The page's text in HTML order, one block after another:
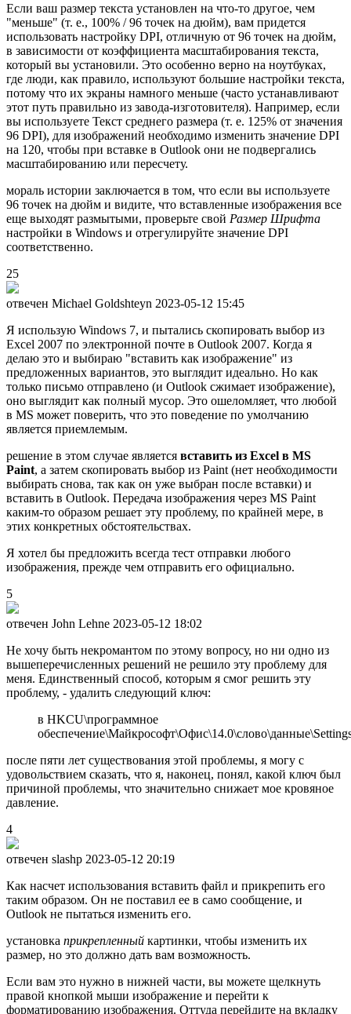
Если ваш размер текста установлен на что-то другое, чем
"меньше" (т. е., 100% / 96 точек на дюйм), вам придется
использовать настройку DPI, отличную от 96 точек на дюйм,
в зависимости от коэффициента масштабирования текста,
который вы установили. Это особенно верно на ноутбуках,
где люди, как правило, используют большие настройки текста,
потому что их экраны намного меньше (часто устанавливают
этот путь правильно из завода-изготовителя). Например, если
вы используете Текст среднего размера (т. е. 125% от значения
96 DPI), для изображений необходимо изменить значение DPI
на 120, чтобы при вставке в Outlook они не подвергались
масштабированию или пересчету.
мораль истории заключается в том, что если вы используете
96 точек на дюйм и видите, что вставленные изображения все
еще выходят размытыми, проверьте свой Размер Шрифта
настройки в Windows и отрегулируйте значение DPI
соответственно.
25
отвечен Michael Goldshteyn 2023-05-12 15:45
Я использую Windows 7, и пытались скопировать выбор из
Excel 2007 по электронной почте в Outlook 2007. Когда я
делаю это и выбираю "вставить как изображение" из
предложенных вариантов, это выглядит идеально. Но как
только письмо отправлено (и Outlook сжимает изображение),
оно выглядит как полный мусор. Это ошеломляет, что любой
в MS может поверить, что это поведение по умолчанию
является приемлемым.
решение в этом случае является вставить из Excel в MS
Paint, а затем скопировать выбор из Paint (нет необходимости
выбирать снова, так как он уже выбран после вставки) и
вставить в Outlook. Передача изображения через MS Paint
каким-то образом решает эту проблему, по крайней мере, в
этих конкретных обстоятельствах.
Я хотел бы предложить всегда тест отправки любого
изображения, прежде чем отправить его официально.
5
отвечен John Lehne 2023-05-12 18:02
Не хочу быть некромантом по этому вопросу, но ни одно из
вышеперечисленных решений не решило эту проблему для
меня. Единственный способ, которым я смог решить эту
проблему, - удалить следующий ключ:
в HKCU\программное
после пяти лет существования этой проблемы, я могу с
удовольствием сказать, что я, наконец, понял, какой ключ был
причиной проблемы, что значительно снижает мое кровяное
давление.
4
отвечен slashp 2023-05-12 20:19
Как насчет использования вставить файл и прикрепить его
таким образом. Он не поставил ее в само сообщение, и
Outlook не пытаться изменить его.
установка прикрепленный картинки, чтобы изменить их
размер, но это должно дать вам возможность.
Если вам это нужно в нижней части, вы можете щелкнуть
правой кнопкой мыши изображение и перейти к
форматированию изображения. Оттуда перейдите на вкладку